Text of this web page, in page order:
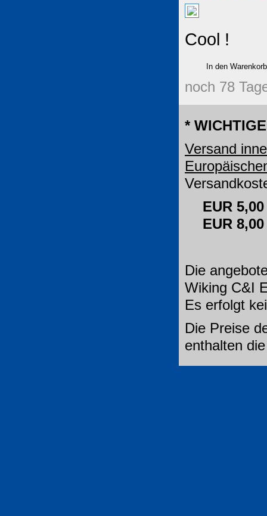
Cool !
noch 78
*
Versand
EUR 5,00
EUR
Die
Wiking C&I
Es erfolgt
Die Preise
enthalten